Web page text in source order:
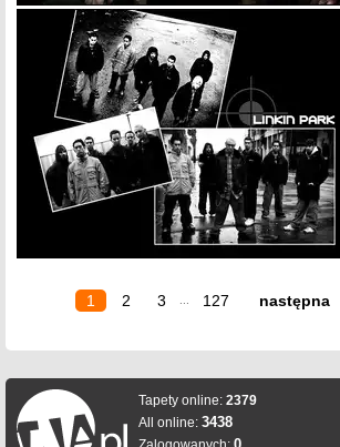
1 2 3 127 następna
Tapety online: 2379
All online: 3438